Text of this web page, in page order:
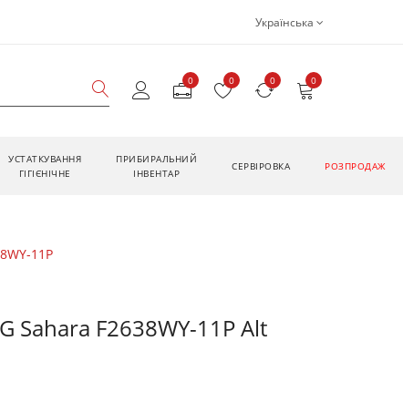
Українська
0 0 0 0
УСТАТКУВАННЯ
ГІГІЄНІЧНЕ
ПРИБИРАЛЬНИЙ
ІНВЕНТАР
CЕРВІРОВКА РОЗПРОДАЖ
11P
Sahara F2638WY-11P Alt